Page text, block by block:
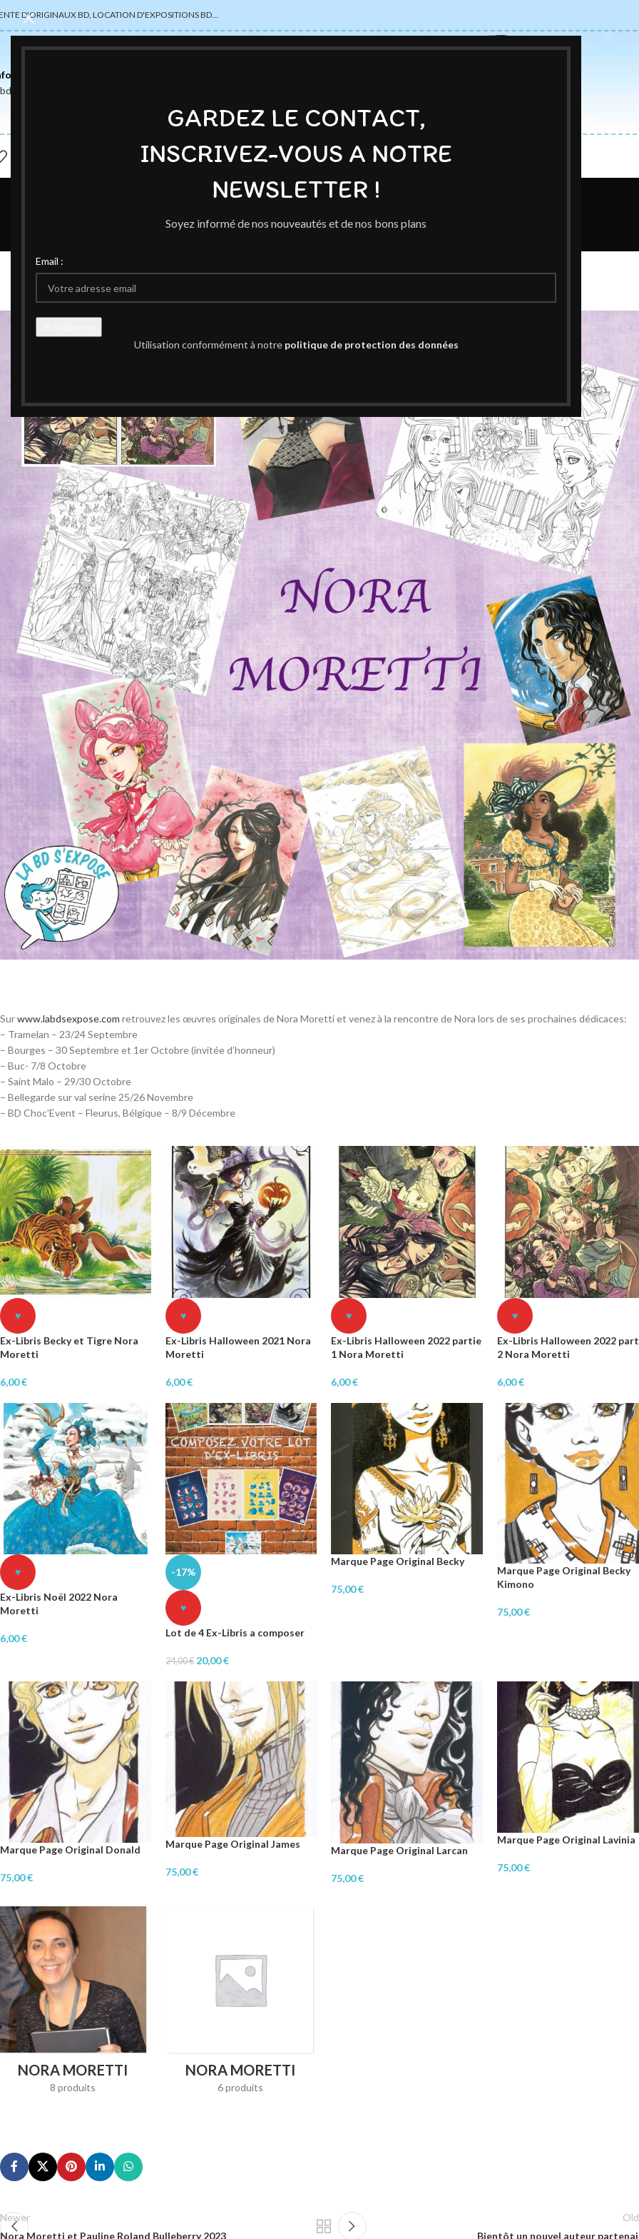
GARDEZ LE CONTACT,
INSCRIVEZ-VOUS A NOTRE
NEWSLETTER !
Soyez informé de nos nouveautés et de nos bons plans
Email :
Utilisation conformément à notre politique de protection des données
D'ORIGINAUX BD, LOCATION D'EXPOSITIONS BD…
ACCUEILBOUTIQUE AUTEURS
Blog
Oeuvres Nora Moretti
Publié par CedOn 20 septembre 2023
Surwww.labdsexpose.com retrouvez les œuvres originales de Nora Moretti et venez à la rencontre de Nora lors de ses prochaines dédicaces:
– Tramelan – 23/24 Septembre
– Bourges – 30 Septembre et 1er Octobre (invitée d’honneur)
– Buc- 7/8 Octobre
– Saint Malo – 29/30 Octobre
– Bellegarde sur val serine 25/26 Novembre
– BD Choc’Event – Fleurus, Bélgique – 8/9 Décembre
♥
Ex-Libris Becky et Tigre Nora
Moretti
6,00€
♥
Ex-Libris Halloween 2021 Nora
Moretti
6,00€
♥
Ex-Libris Halloween 2022 partie
1 Nora Moretti
6,00€
♥
Ex-Libris Halloween 2022
2 Nora Moretti
6,00€
♥
Ex-Libris Noël 2022 Nora
Moretti
6,00€
-17%
♥
Lot de 4 Ex-Libris a composer
24,00€ 20,00€
Marque Page Original Becky
75,00€
Marque Page Original Becky
Kimono
75,00€
Marque Page Original Donald
75,00€
Marque Page Original James
75,00€
Marque Page Original Larcan
75,00€
Marque Page Original Lavinia
75,00€
NORA MORETTI
8 produits
NORA MORETTI
6 produits
Newer
Nora Moretti et Pauline Roland Bulleberry 2023
Bientôt un nouvel auteur